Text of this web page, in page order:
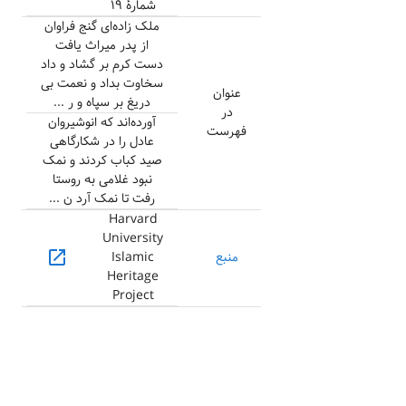
شمارهٔ ۱۹
عنوان
در
فهرست
ملک زاده‌ای گنج فراوان
از پدر میراث یافت
دست کرم بر گشاد و داد
سخاوت بداد و نعمت بی
دریغ بر سپاه و ر ...
آورده‌اند که انوشیروان
عادل را در شکارگاهی
صید کباب کردند و نمک
نبود غلامی به روستا
رفت تا نمک آرد ن ...
منبع
Harvard
University
Islamic
Heritage
Project
open_in_new